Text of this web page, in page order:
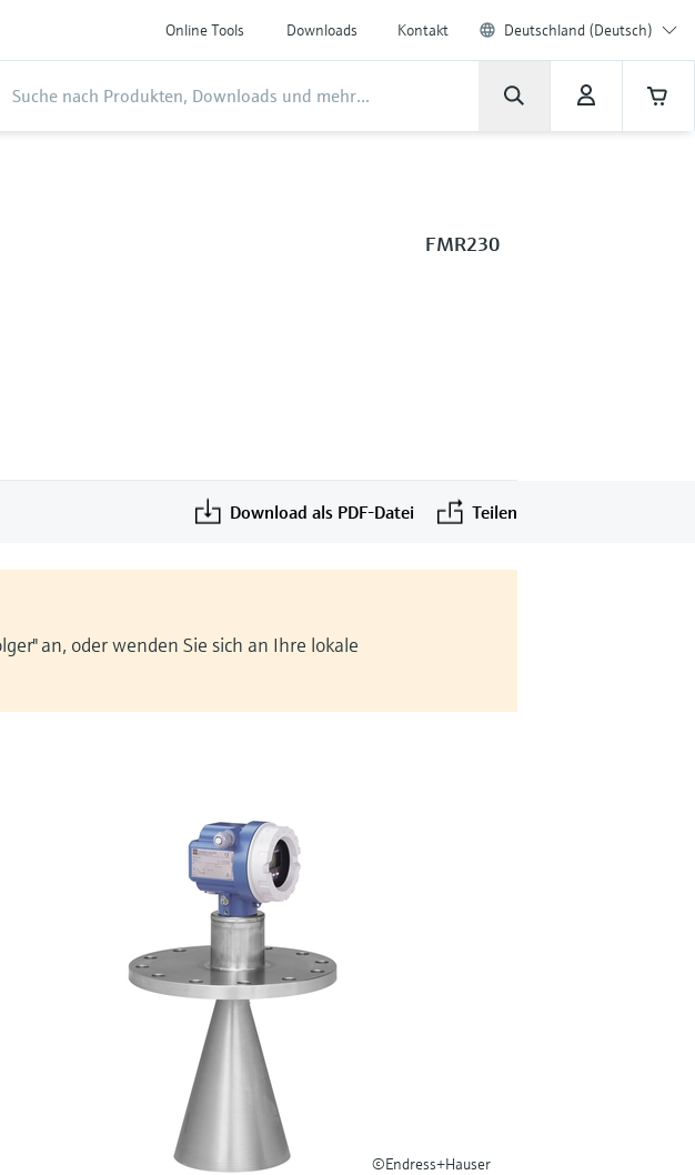
Online Tools Downloads Kontakt Deutschland (Deutsch)
FMR230
Download als PDF-Datei Teilen
an, oder wenden Sie sich an Ihre lokale
©Endress+Hauser